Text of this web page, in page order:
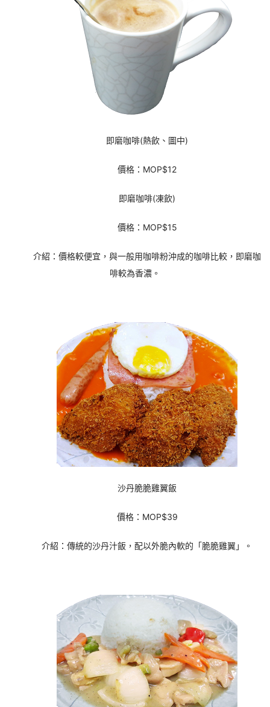
即磨咖啡(熱飲、圖中)
價格：MOP$12
即磨咖啡(凍飲)
價格：MOP$15
介紹：價格較便宜，與一般用咖啡粉沖成的咖啡比較，即磨咖
啡較為香濃。
沙丹脆脆雞翼飯
價格：MOP$39
介紹：傳統的沙丹汁飯，配以外脆內軟的「脆脆雞翼」。